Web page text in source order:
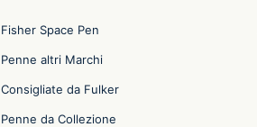
Fisher Space Pen
Penne altri Marchi
Consigliate da Fulker
Penne da Collezione